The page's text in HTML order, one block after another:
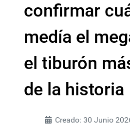
confirmar
medía el
el tiburón
de la historia
Creado: 30 Junio